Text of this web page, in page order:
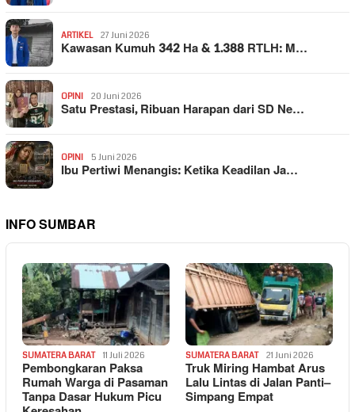
ARTIKEL 27 Juni 2026
Kawasan Kumuh 342 Ha & 1.388 RTLH: M…
OPINI 20 Juni 2026
Satu Prestasi, Ribuan Harapan dari SD Ne…
OPINI 5 Juni 2026
Ibu Pertiwi Menangis: Ketika Keadilan Ja…
INFO SUMBAR
SUMATERA BARAT 11 Juli 2026
Pembongkaran Paksa
Rumah Warga di Pasaman
Tanpa Dasar Hukum Picu
SUMATERA BARAT 21 Juni 2026
Truk Miring Hambat Arus
Lalu Lintas di Jalan Panti–
Simpang Empat